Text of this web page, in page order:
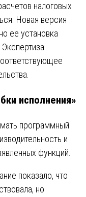
налоговых
Новая версия
ее установка
исполнения»
программный
и
функций.
показало, что
но